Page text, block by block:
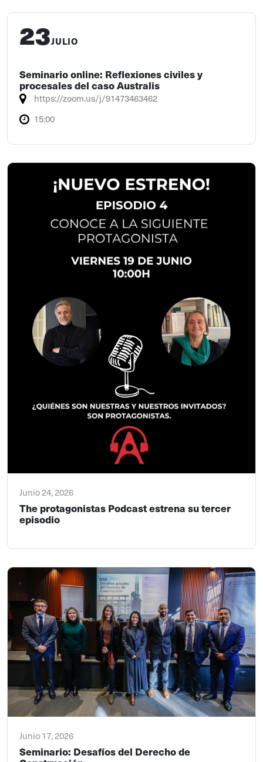
23JULIO
Seminario online: Reflexiones civiles y
procesales del caso Australis
https://zoom.us/j/91473463462
15:00
Junio 24, 2026
The protagonistas Podcast estrena su tercer
episodio
Junio 17, 2026
Seminario: Desafíos del Derecho de